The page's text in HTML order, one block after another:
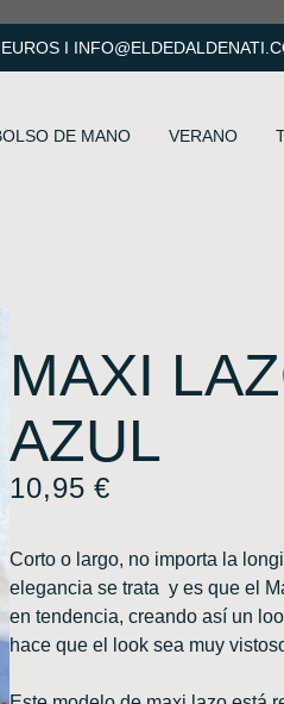
I
DE MANO VERANO
MAXI
AZUL
10,95€
Corto o largo, no importa la
elegancia se trata y es que el
en tendencia, creando así un
hace que el look sea muy